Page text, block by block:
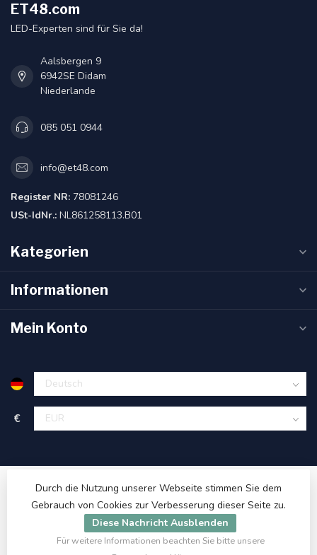
ET48.com
LED-Experten sind für Sie da!
Aalsbergen 9
6942SE Didam
Niederlande
085 051 0944
info@et48.com
Register NR: 78081246
USt-IdNr.: NL861258113.B01
Kategorien
Informationen
Mein Konto
€
Durch die Nutzung unserer Webseite stimmen Sie dem
Gebrauch von Cookies zur Verbesserung dieser Seite zu.
Diese Nachricht Ausblenden
Für weitere Informationen beachten Sie bitte unsere